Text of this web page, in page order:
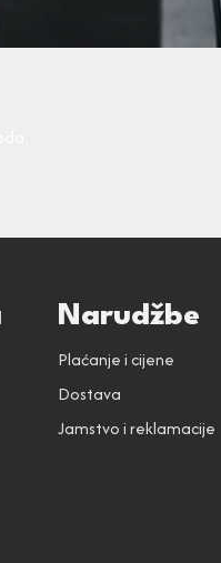
Narudžbe
Plaćanje i cijene
Dostava
Jamstvo i reklamacije